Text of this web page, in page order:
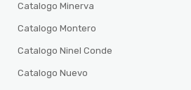
Catalogo Minerva
Catalogo Montero
Catalogo Ninel Conde
Catalogo Nuevo